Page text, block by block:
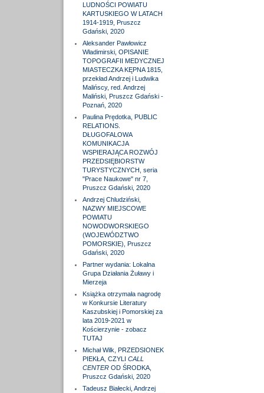
LUDNOŚCI POWIATU
KARTUSKIEGO W LATACH
1914-1919, Pruszcz
Gdański, 2020
Aleksander Pawłowicz
Władimirski, OPISANIE
TOPOGRAFII MEDYCZNEJ
MIASTECZKA KĘPNA 1815,
przekład Andrzej i Ludwika
Malińscy, red. Andrzej
Maliński, Pruszcz Gdański -
Poznań, 2020
Paulina Prędotka, PUBLIC
RELATIONS.
DŁUGOFALOWA
KOMUNIKACJA
WSPIERAJĄCA ROZWÓJ
PRZEDSIĘBIORSTW
TURYSTYCZNYCH, seria
"Prace Naukowe" nr 7,
Pruszcz Gdański, 2020
Andrzej Chludziński,
NAZWY MIEJSCOWE
POWIATU
NOWODWORSKIEGO
(WOJEWÓDZTWO
POMORSKIE), Pruszcz
Gdański, 2020
Partner wydania: Lokalna
Grupa Działania Żuławy i
Mierzeja
Książka otrzymała nagrodę
w Konkursie Literatury
Kaszubskiej i Pomorskiej za
lata 2019-2021 w
Kościerzynie - zobacz
TUTAJ
Michał Wilk, PRZEDSIONEK
PIEKŁA, CZYLI CALL
CENTEROD ŚRODKA,
Pruszcz Gdański, 2020
Tadeusz Białecki, Andrzej